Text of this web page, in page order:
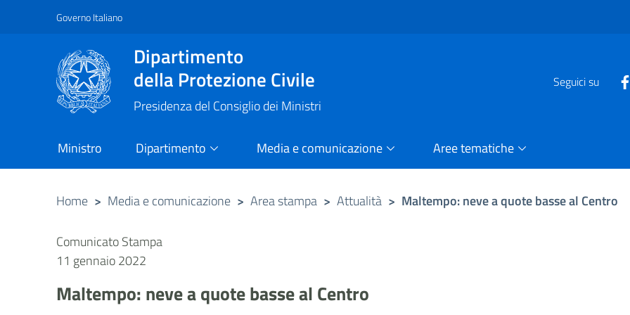
Vai al contenuto principale
Raggiungi il piè di pagina
Governo Italiano
Dipartimento
della Protezione Civile
Presidenza del Consiglio dei Ministri
Seguici su
Ministro Dipartimento Media e comunicazione Aree tematiche
Home > Media e comunicazione > Area stampa > Attualità > Maltempo: neve a quote basse al Centro
Comunicato Stampa
11 gennaio 2022
Maltempo: neve a quote basse al Centro